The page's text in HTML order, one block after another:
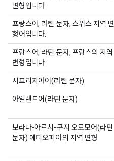
변형입니다.
프랑스어, 라틴 문자, 스위스 지역 변
형어입니다.
프랑스어, 라틴 문자, 프랑스의 지역
변형입니다.
서프리지아어(라틴 문자)
아일랜드어(라틴 문자)
보라나-아르시-구지 오로모어(라틴
문자) 에티오피아의 지역 변형